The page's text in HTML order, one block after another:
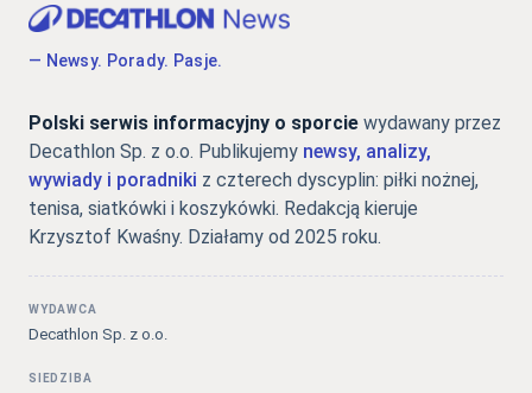
— Newsy. Porady. Pasje.
Polski serwis informacyjny o sporcie wydawany przez
Decathlon Sp. z o.o. Publikujemy newsy, analizy,
wywiady i poradniki z czterech dyscyplin: piłki nożnej,
tenisa, siatkówki i koszykówki. Redakcją kieruje
Krzysztof Kwaśny. Działamy od 2025 roku.
WYDAWCA
Decathlon Sp. z o.o.
SIEDZIBA